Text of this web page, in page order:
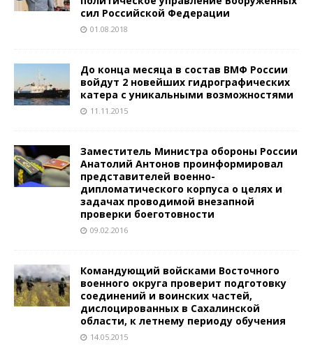
сил Российской Федерации
01.08.2018
До конца месяца в состав ВМФ России
войдут 2 новейших гидрографических
катера с уникальными возможностями
11.11.2015
Заместитель Министра обороны России
Анатолий Антонов проинформировал
представителей военно-
дипломатического корпуса о целях и
задачах проводимой внезапной
проверки боеготовности
09.02.2016
Командующий войсками Восточного
военного округа проверит подготовку
соединений и воинских частей,
дислоцированных в Сахалинской
области, к летнему периоду обучения
14.05.2015